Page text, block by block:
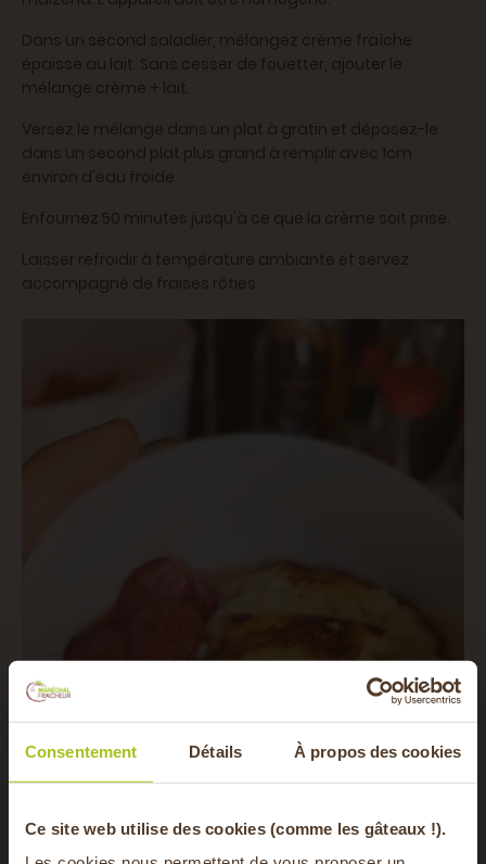
Consentement Détails À propos des cookies
Ce site web utilise des cookies (comme les gâteaux !).
Dans un second saladier, mélangez crème fraîche
épaisse au lait. Sans cesser de fouetter, ajouter le
mélange crème + lait.
Versez le mélange dans un plat à gratin et déposez-le
dans un second plat plus grand à remplir avec 1cm
environ d'eau froide.
Enfournez 50 minutes jusqu'à ce que la crème soit prise.
Laisser refroidir à température ambiante et servez
accompagné de fraises rôties.